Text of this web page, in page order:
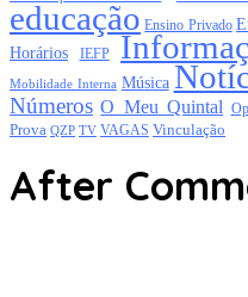
educação Ensino Privado
Horários IEFP
Mobilidade Interna Música
Números O Meu Quintal
Prova QZP TV VAGAS Vinculação
After